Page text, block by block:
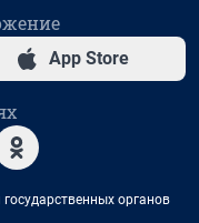
App Store
органов